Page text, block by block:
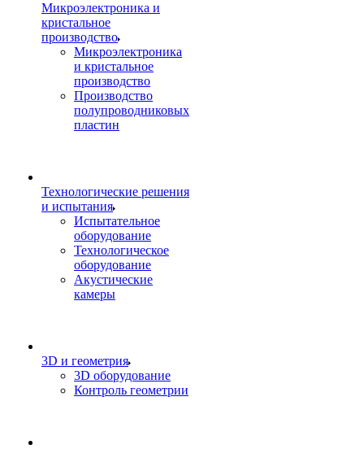
Микроэлектроника и
кристальное
производство
Микроэлектроника
и кристальное
производство
Производство
полупроводниковых
пластин
Технологические решения
и испытания
Испытательное
оборудование
Технологическое
оборудование
Акустические
камеры
3D и геометрия
3D оборудование
Контроль геометрии